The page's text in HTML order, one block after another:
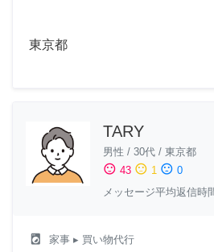
東京都
TARY
男性 / 30代 / 東京都
sentiment_satisfied 43 sentiment_neutral 1 sentiment_dissatisfied 0
メッセージ平均返信時
local_laundry_service 家事 ▸ 買い物代行